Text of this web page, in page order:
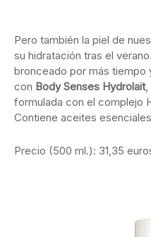
Pero también la piel de
su hidratación tras el
bronceado por más tiempo
con Body Senses Hydrolait,
formulada con el complejo
Contiene aceites
Precio (500 ml.): 31,35